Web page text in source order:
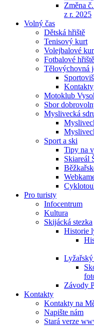
Změna
z r. 2025
Volný čas
Dětská hřiště
Tenisový kurt
Volejbalové
Fotbalové hřiště
Tělovýchovná
Kontakty
Motoklub
Sbor
Myslivecká
Sport a ski
Tipy na
Skiareál
Pro turisty
Infocentrum
Kultura
Skijácká stezka
Historie
Lyžařský
Závody
Kontakty
Kontakty na
Napište nám
Stará verze